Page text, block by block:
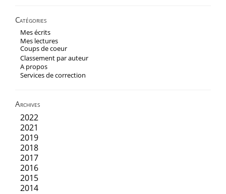
Catégories
Mes écrits
Mes lectures
Coups de coeur
Classement par auteur
A propos
Services de correction
Archives
2022
2021
2019
2018
2017
2016
2015
2014